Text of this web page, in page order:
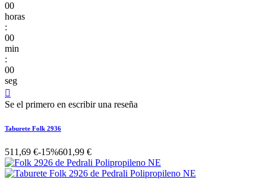
00
horas
:
00
min
:
00
seg

Se el primero en escribir una reseña
Taburete Folk 2936
511,69 €-15%601,99 €